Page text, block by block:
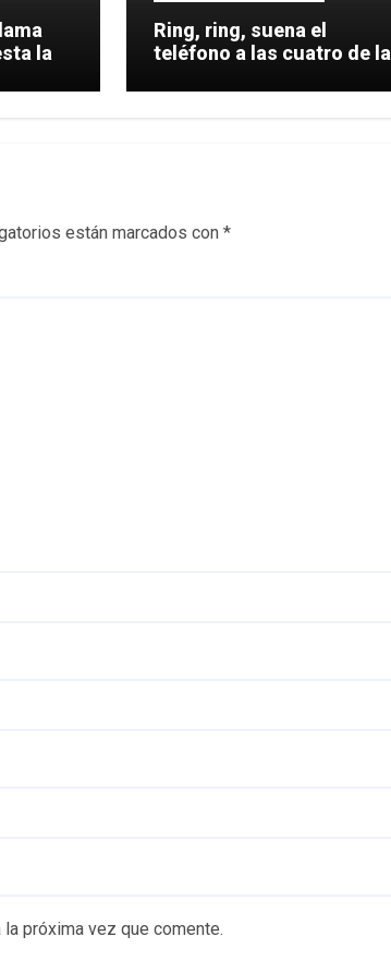
la
Ring, ring, suena el
teléfono a las cuatro de la
están marcados con *
próxima vez que comente.